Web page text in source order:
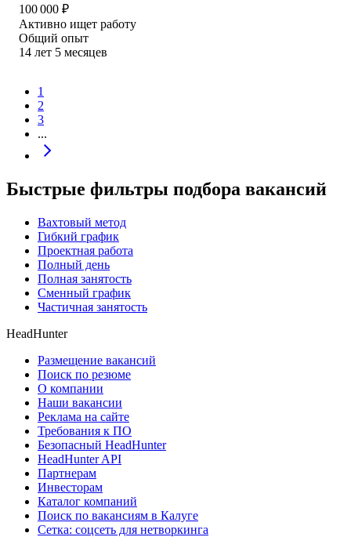
100 000 ₽
Активно ищет работу
Общий опыт
14 лет 5 месяцев
1
2
3
...
Быстрые фильтры подбора вакансий
Вахтовый метод
Гибкий график
Проектная работа
Полный день
Полная занятость
Сменный график
Частичная занятость
HeadHunter
Размещение вакансий
Поиск по резюме
О компании
Наши вакансии
Реклама на сайте
Требования к ПО
Безопасный HeadHunter
HeadHunter API
Партнерам
Инвесторам
Каталог компаний
Поиск по вакансиям в Калуге
Сетка: соцсеть для нетворкинга